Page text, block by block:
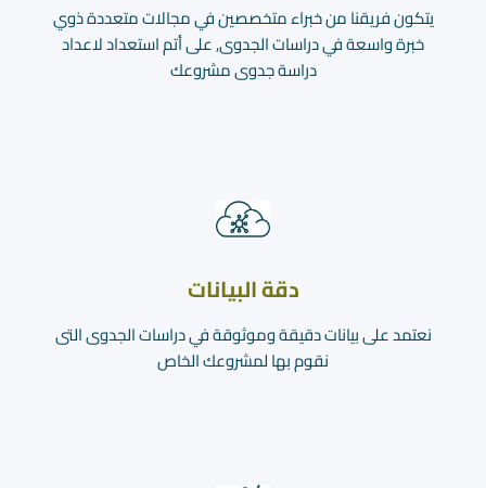
يتكون فريقنا من خبراء متخصصين في مجالات متعددة ذوي
خبرة واسعة في دراسات الجدوى, على أتم استعداد لاعداد
دراسة جدوى مشروعك
دقة البيانات
نعتمد على بيانات دقيقة وموثوقة في دراسات الجدوى التى
نقوم بها لمشروعك الخاص